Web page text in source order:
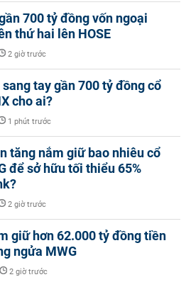
700 tỷ đồng vốn ngoại
thứ hai lên HOSE
2 giờ trước
tay gần 700 tỷ đồng cổ
cho ai?
1 phút trước
tăng nắm giữ bao nhiêu cổ
để sở hữu tối thiểu 65%
2 giờ trước
giữ hơn 62.000 tỷ đồng tiền
ngửa MWG
2 giờ trước